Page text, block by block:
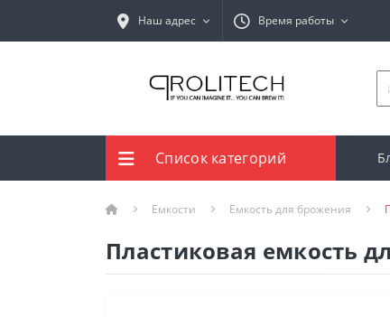
Наш адрес Время работы
Список категорий
Емкости Емкость для брожения
Пластиковая емкость